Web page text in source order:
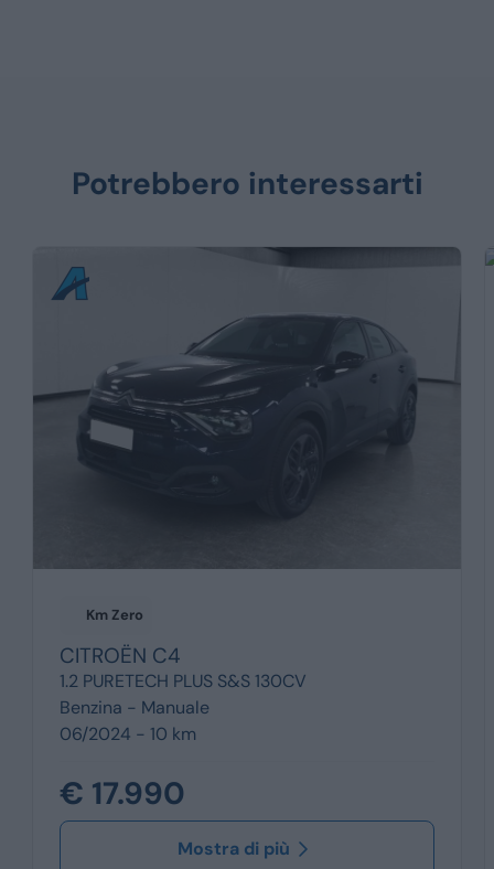
Potrebbero interessarti
Km Zero
CITROËN C4
1.2 PURETECH PLUS S&S 130CV
Benzina - Manuale
06/2024 - 10 km
€ 17.990
Mostra di più